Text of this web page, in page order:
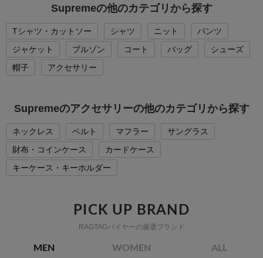
Supremeの他のカテゴリから探す
Tシャツ・カットソー シャツ ニット
パンツ
ジャケット
ブルゾン コート バッグ
シューズ
帽子
アクセサリー
Supremeのアクセサリーの他のカテゴリから探す
ネックレス ベルト マフラー
サングラス
財布・コインケース
カードケース
キーケース・キーホルダー
PICK UP BRAND
RAGTAGバイヤーの厳選ブランド
MEN WOMEN ALL